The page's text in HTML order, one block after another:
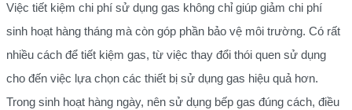
Việc tiết kiệm chi phí sử dụng gas không chỉ giúp giảm chi phí
sinh hoạt hàng tháng mà còn góp phần bảo vệ môi trường. Có rất
nhiều cách để tiết kiệm gas, từ việc thay đổi thói quen sử dụng
cho đến việc lựa chọn các thiết bị sử dụng gas hiệu quả hơn.
Trong sinh hoạt hàng ngày, nên sử dụng bếp gas đúng cách, điều